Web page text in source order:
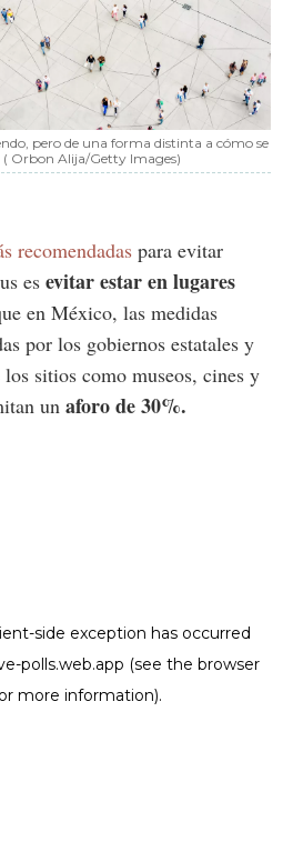
pero de una forma distinta a cómo se
( Orbon Alija/Getty Images)
recomendadas para evitar
es evitar estar en lugares
en México, las medidas
por los gobiernos estatales y
sitios como museos, cines y
un aforo de 30%.